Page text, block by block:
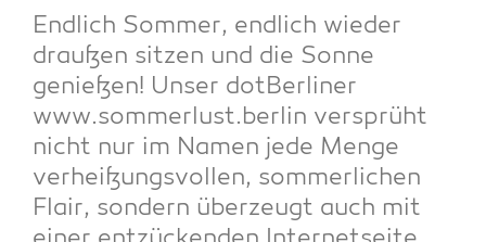
End­lich Som­mer, end­lich wie­der
drau­ßen sit­zen und die Son­ne
genie­ßen! Unser dot­Ber­li­ner
www.sommerlust.berlin ver­sprüht
nicht nur im Namen jede Men­ge
ver­hei­ßungs­vol­len, som­mer­li­chen
Flair, son­dern über­zeugt auch mit